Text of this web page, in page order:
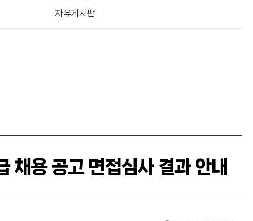
자유게시판
용 공고 면접심사 결과 안내